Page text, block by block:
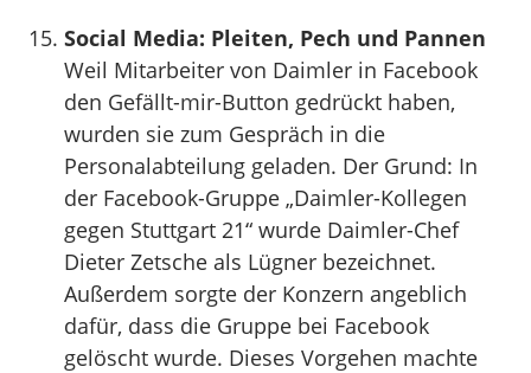
Social Media: Pleiten, Pech und Pannen
Weil Mitarbeiter von Daimler in Facebook
den Gefällt-mir-Button gedrückt haben,
wurden sie zum Gespräch in die
Personalabteilung geladen. Der Grund: In
der Facebook-Gruppe „Daimler-Kollegen
gegen Stuttgart 21“ wurde Daimler-Chef
Dieter Zetsche als Lügner bezeichnet.
Außerdem sorgte der Konzern angeblich
dafür, dass die Gruppe bei Facebook
gelöscht wurde. Dieses Vorgehen machte